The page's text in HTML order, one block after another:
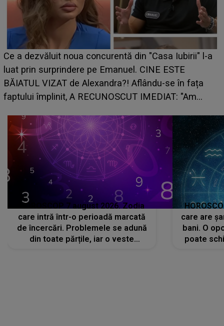
Ce a dezvăluit noua concurentă din "Casa Iubirii" l-a
luat prin surprindere pe Emanuel. CINE ESTE
BĂIATUL VIZAT de Alexandra?! Aflându-se în fața
faptului împlinit, A RECUNOSCUT IMEDIAT: "Am
HOROSCOP 7 august 2026. Zodia
care intră într-o perioadă marcată
de încercări. Problemele se adună
din toate părțile, iar o veste
care are
bani. O
poate